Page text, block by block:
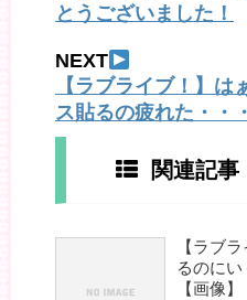
とうございました！
NEXT
【ラブライブ！】は
ス貼るの疲れた・・
関連記事
【ラブ
るのにい
【画像】